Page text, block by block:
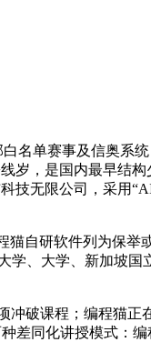
单赛事及信奥系统
岁，是国内最早结
无限公司，采用
自研软件列为保举
学、大学、新加坡
破课程；编程猫正
差同化讲授模式：